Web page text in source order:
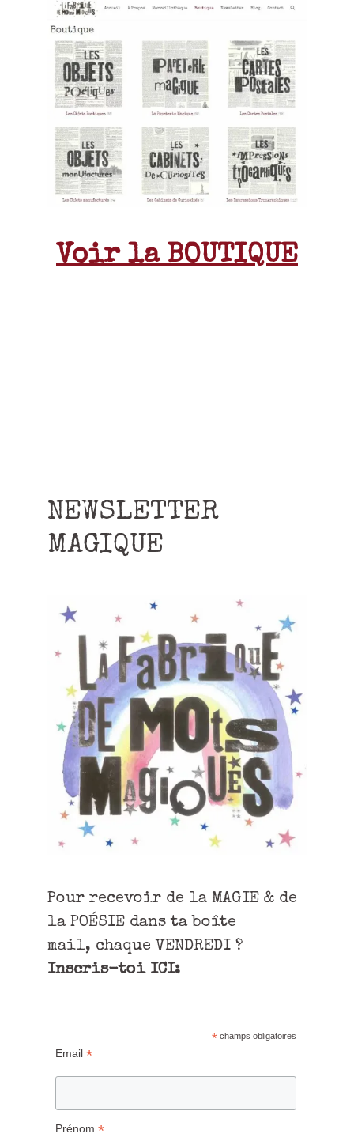
Voir la BOUTIQUE
NEWSLETTER
MAGIQUE
Pour recevoir de la MAGIE & de
la POÉSIE dans ta boîte
mail, chaque VENDREDI ?
Inscris-toi ICI:
* champs obligatoires
Email *
Prénom *